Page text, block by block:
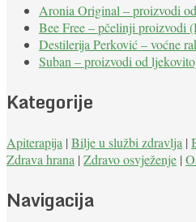
Aronia Original – proizvodi
Bee Free – pčelinji proizvodi
Destilerija Perković – voćne
Suban – proizvodi od
Kategorije
Apiterapija | Bilje u službi zdravlja |
Zdrava hrana | Zdravo osvježenje |
Navigacija